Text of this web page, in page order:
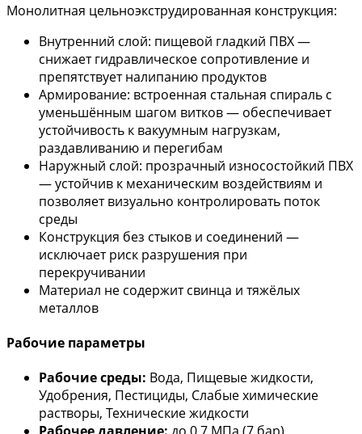
Монолитная цельноэкструдированная конструкция:
Внутренний слой: пищевой гладкий ПВХ —
снижает гидравлическое сопротивление и
препятствует налипанию продуктов
Армирование: встроенная стальная спираль с
уменьшённым шагом витков — обеспечивает
устойчивость к вакуумным нагрузкам,
раздавливанию и перегибам
Наружный слой: прозрачный износостойкий ПВХ
— устойчив к механическим воздействиям и
позволяет визуально контролировать поток
среды
Конструкция без стыков и соединений —
исключает риск разрушения при
перекручивании
Материал не содержит свинца и тяжёлых
металлов
Рабочие параметры
Рабочие среды: Вода, Пищевые жидкости,
Удобрения, Пестициды, Слабые химические
растворы, Технические жидкости